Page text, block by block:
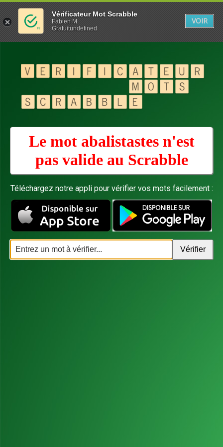
Le mot abalistastes n'est
pas valide au Scrabble
Téléchargez notre appli pour vérifier vos mots facilement :
Vérificateur Mot Scrabble
Fabien M
Gratuitundefined
VOIR